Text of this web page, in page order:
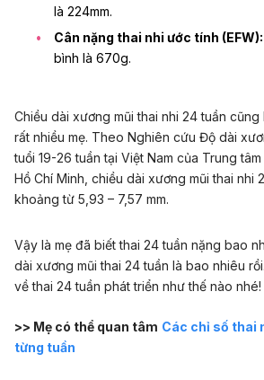
là 224mm.
Cân nặng thai nhi ước tính (EFW):
bình là 670g.
Chiều dài xương mũi thai nhi 24 tuần
rất nhiều mẹ. Theo Nghiên cứu Độ dài
tuổi 19-26 tuần tại Việt Nam của Trung
Hồ Chí Minh, chiều dài xương mũi thai nhi
khoảng từ 5,93 – 7,57 mm.
Vậy là mẹ đã biết thai 24 tuần nặng bao
dài xương mũi thai 24 tuần là bao nhiêu
về thai 24 tuần phát triển như thế nào nhé!
>> Mẹ có thể quan tâm Các chỉ số thai
từng tuần